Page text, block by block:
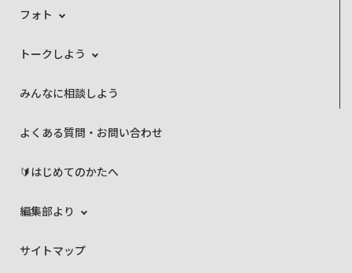
フォト
トークしよう
みんなに相談しよう
よくある質問・お問い合わせ
🔰はじめてのかたへ
編集部より
サイトマップ